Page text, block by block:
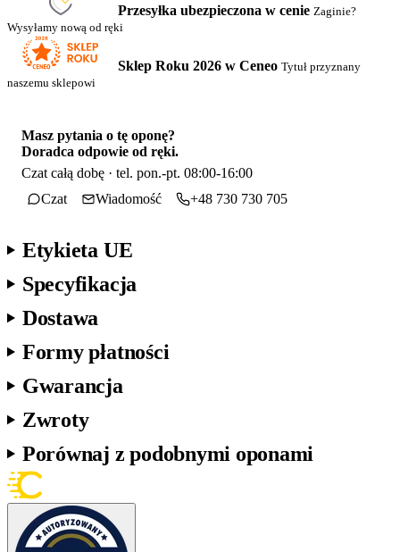
Przesyłka ubezpieczona w cenie Zaginie?
Wysyłamy nową od ręki
Sklep Roku 2026 w Ceneo Tytuł przyznany
naszemu sklepowi
Masz pytania o tę oponę?
Doradca odpowie od ręki.
Czat całą dobę · tel. pon.-pt. 08:00-16:00
Czat
Wiadomość +48 730 730 705
Etykieta UE
Specyfikacja
Dostawa
Formy płatności
Gwarancja
Zwroty
Porównaj z podobnymi oponami